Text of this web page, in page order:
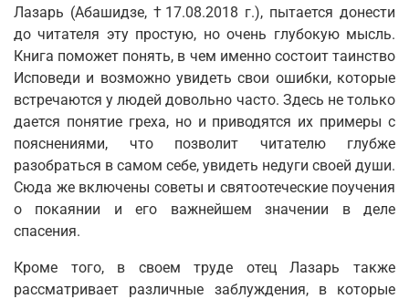
Лазарь (Абашидзе, †17.08.2018 г.), пытается донести
до читателя эту простую, но очень глубокую мысль.
Книга поможет понять, в чем именно состоит таинство
Исповеди и возможно увидеть свои ошибки, которые
встречаются у людей довольно часто. Здесь не только
дается понятие греха, но и приводятся их примеры с
пояснениями, что позволит читателю глубже
разобраться в самом себе, увидеть недуги своей души.
Сюда же включены советы и святоотеческие поучения
о покаянии и его важнейшем значении в деле
спасения.
Кроме того, в своем труде отец Лазарь также
рассматривает различные заблуждения, в которые